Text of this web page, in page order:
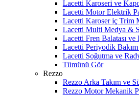
Lacetti Karoseri ve
Lacetti Motor Elektrik
Lacetti Karoser iç Trim
Lacetti Multi Medya &
Lacetti Fren Balatası ve
Lacetti Periyodik
Lacetti Soğutma ve
Tümünü Gör
Rezzo
Rezzo Arka Takım ve
Rezzo Motor Mekanik